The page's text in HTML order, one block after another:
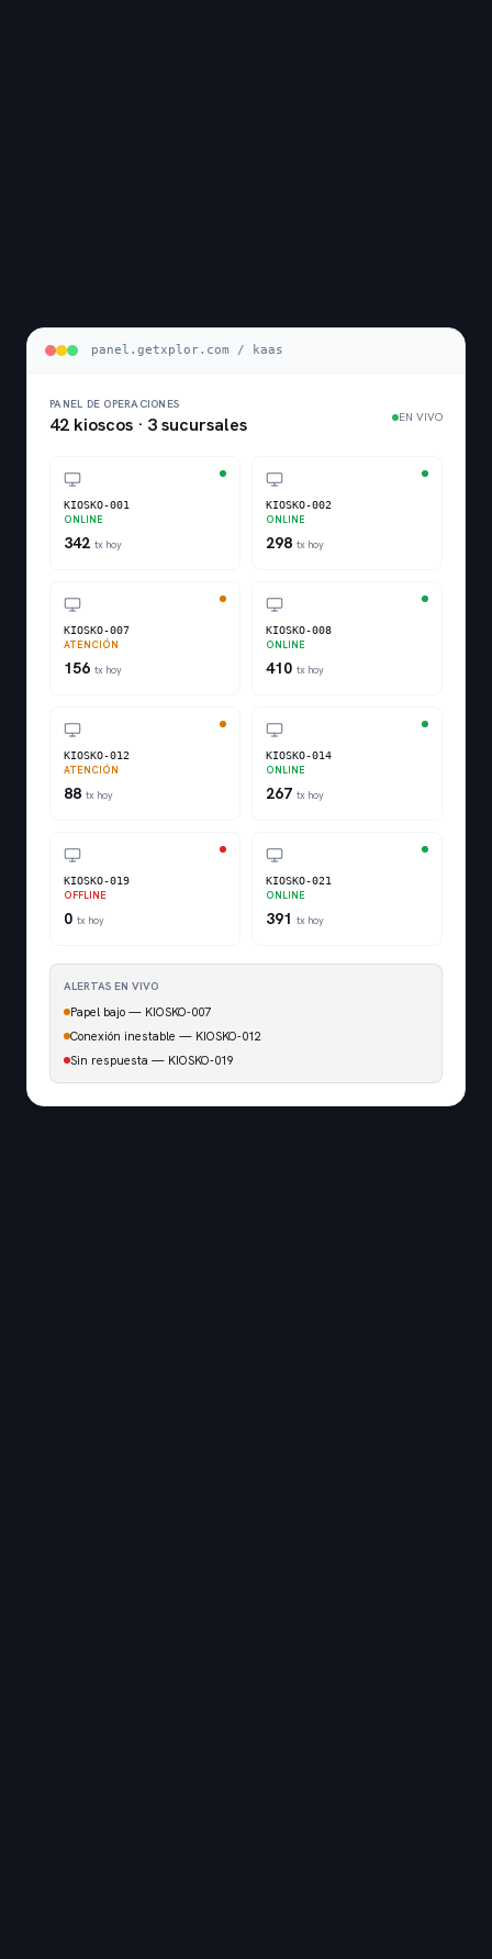
panel.getxplor.com / kaas
PANEL DE OPERACIONES
42 kioscos · 3 sucursales EN VIVO
KIOSKO-001
ONLINE
342 tx hoy
KIOSKO-002
ONLINE
298 tx hoy
KIOSKO-007
ATENCIÓN
156 tx hoy
KIOSKO-008
ONLINE
410 tx hoy
KIOSKO-012
ATENCIÓN
88 tx hoy
KIOSKO-014
ONLINE
267 tx hoy
KIOSKO-019
OFFLINE
0 tx hoy
KIOSKO-021
ONLINE
391 tx hoy
ALERTAS EN VIVO
Papel bajo — KIOSKO-007
Conexión inestable — KIOSKO-012
Sin respuesta — KIOSKO-019